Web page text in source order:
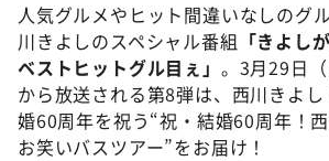
教えて！ニュースライブ 正義のミカタ
ＬＩＦＥ～夢のカタチ～
新婚さんいらっしゃい！
ポツンと一軒家
人気グルメやヒット間違いなしのグ
川きよしのスペシャル番組 「きよ
ベストヒットグル目ぇ」 。3月29日
から放送される第8弾は、西川きよ
婚60周年を祝う“祝・結婚60周年！
お笑いバスツアー”をお届け！